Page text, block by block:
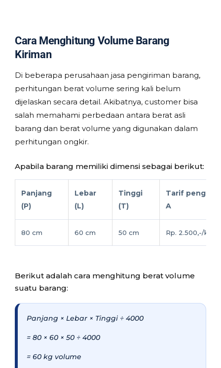
Cara Menghitung Volume Barang
Kiriman
Di beberapa perusahaan jasa pengiriman barang,
perhitungan berat volume sering kali belum
dijelaskan secara detail. Akibatnya, customer bisa
salah memahami perbedaan antara berat asli
barang dan berat volume yang digunakan dalam
perhitungan ongkir.
Apabila barang memiliki dimensi sebagai berikut:
Panjang
(P)
Lebar
(L)
Tinggi
(T)
Tarif
A
80 cm 60 cm 50 cm Rp. 2.500,-/kg
Berikut adalah cara menghitung berat volume
suatu barang:
Panjang × Lebar × Tinggi ÷ 4000
= 80 × 60 × 50 ÷ 4000
= 60 kg volume